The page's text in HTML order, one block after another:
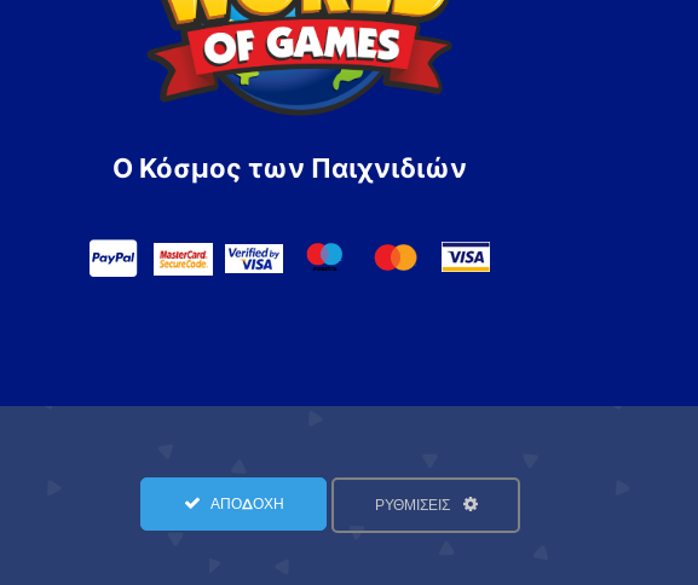
Ο Κόσμος των Παιχνιδιών
ΑΠΟΔΟΧΗ ΡΥΘΜΙΣΕΙΣ